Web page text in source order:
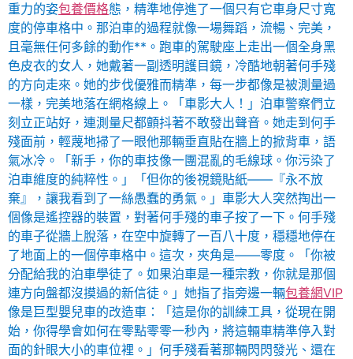
重力的姿包養價格態，精準地停進了一個只有它車身尺寸寬
度的停車格中。那泊車的過程就像一場舞蹈，流暢、完美，
且毫無任何多餘的動作**。跑車的駕駛座上走出一個全身黑
色皮衣的女人，她戴著一副透明護目鏡，冷酷地朝著何手殘
的方向走來。她的步伐優雅而精準，每一步都像是被測量過
一樣，完美地落在網格線上。「車影大人！」泊車警察們立
刻立正站好，連測量尺都顫抖著不敢發出聲音。她走到何手
殘面前，輕蔑地掃了一眼他那輛垂直貼在牆上的掀背車，語
氣冰冷。「新手，你的車技像一團混亂的毛線球。你污染了
泊車維度的純粹性。」「但你的後視鏡貼紙——『永不放
棄』，讓我看到了一絲愚蠢的勇氣。」車影大人突然掏出一
個像是遙控器的裝置，對著何手殘的車子按了一下。何手殘
的車子從牆上脫落，在空中旋轉了一百八十度，穩穩地停在
了地面上的一個停車格中。這次，夾角是——零度。「你被
分配給我的泊車學徒了。如果泊車是一種宗教，你就是那個
連方向盤都沒摸過的新信徒。」她指了指旁邊一輛包養網VIP
像是巨型嬰兒車的改造車：「這是你的訓練工具，從現在開
始，你得學會如何在零點零零一秒內，將這輛車精準停入對
面的針眼大小的車位裡。」何手殘看著那輛閃閃發光、還在